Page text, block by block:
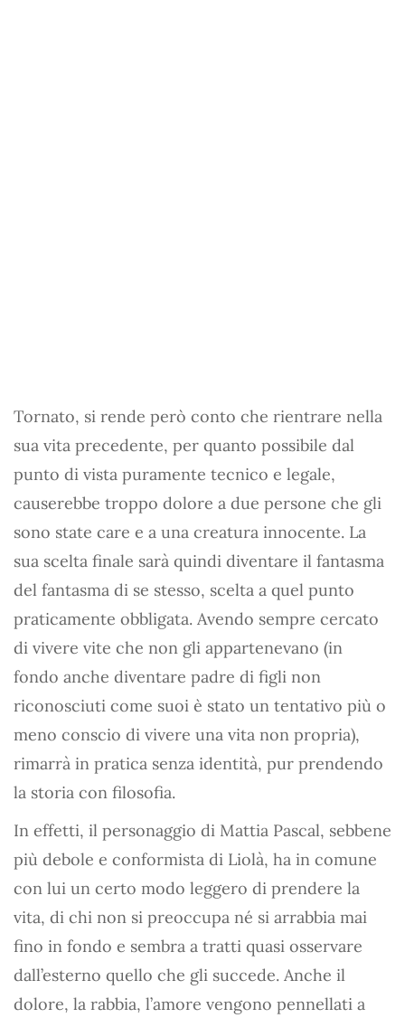
Tornato, si rende però conto che rientrare nella
sua vita precedente, per quanto possibile dal
punto di vista puramente tecnico e legale,
causerebbe troppo dolore a due persone che gli
sono state care e a una creatura innocente. La
sua scelta finale sarà quindi diventare il fantasma
del fantasma di se stesso, scelta a quel punto
praticamente obbligata. Avendo sempre cercato
di vivere vite che non gli appartenevano (in
fondo anche diventare padre di figli non
riconosciuti come suoi è stato un tentativo più o
meno conscio di vivere una vita non propria),
rimarrà in pratica senza identità, pur prendendo
la storia con filosofia.
In effetti, il personaggio di Mattia Pascal, sebbene
più debole e conformista di Liolà, ha in comune
con lui un certo modo leggero di prendere la
vita, di chi non si preoccupa né si arrabbia mai
fino in fondo e sembra a tratti quasi osservare
dall’esterno quello che gli succede. Anche il
dolore, la rabbia, l’amore vengono pennellati a